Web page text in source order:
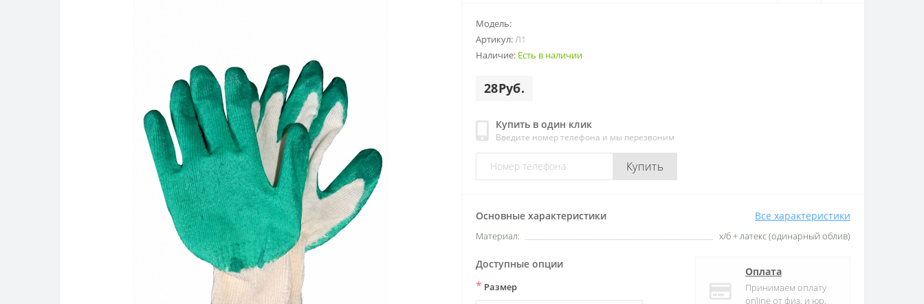
Модель:
Артикул:Л1
Наличие: Есть в наличии
28Руб.
Купить в один клик
Введите номер телефона и мы перезвоним
Купить
Основные характеристики Все характеристики
Материал: х/б + латекс (одинарный облив)
Доступные опции
* Размер
Оплата
Принимаем оплату
online от физ. и юр.